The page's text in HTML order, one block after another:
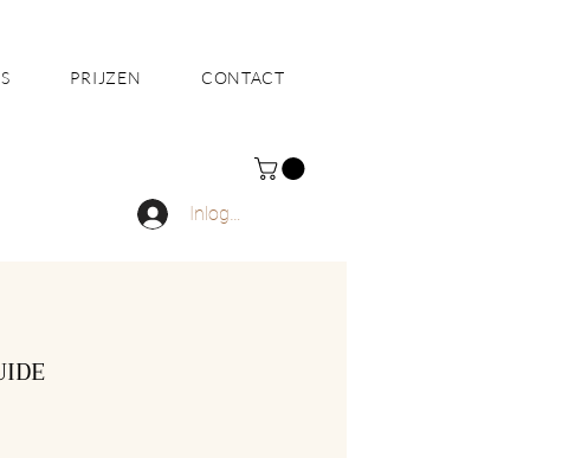
PRIJZEN CONTACT
Inloggen